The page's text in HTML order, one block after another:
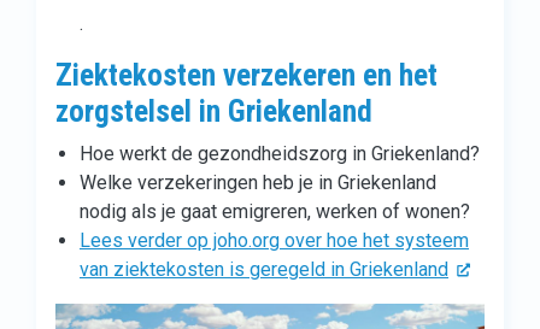
.
Ziektekosten verzekeren en het
zorgstelsel in Griekenland
Hoe werkt de gezondheidszorg in Griekenland?
Welke verzekeringen heb je in Griekenland
nodig als je gaat emigreren, werken of wonen?
Lees verder op joho.org over hoe het systeem
van ziektekosten is geregeld in Griekenland